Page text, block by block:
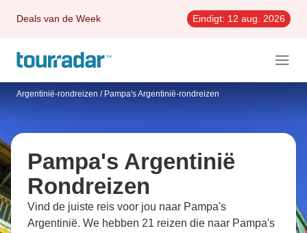
Deals van de Week Eindigt: 12 aug. 2026
Argentinië-rondreizen / Pampa's Argentinië-rondreizen
Pampa's Argentinië
Rondreizen
Vind de juiste reis voor jou naar Pampa's
Argentinië. We hebben 21 reizen die naar Pampa's